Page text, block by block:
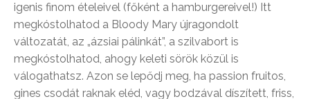
igenis finom ételeivel (főként a hamburgereivel!) Itt
megkóstolhatod a Bloody Mary újragondolt
változatát, az „ázsiai pálinkát”, a szilvabort is
megkóstolhatod, ahogy keleti sörök közül is
válogathatsz. Azon se lepődj meg, ha passion fruitos,
gines csodát raknak eléd, vagy bodzával díszített, friss,